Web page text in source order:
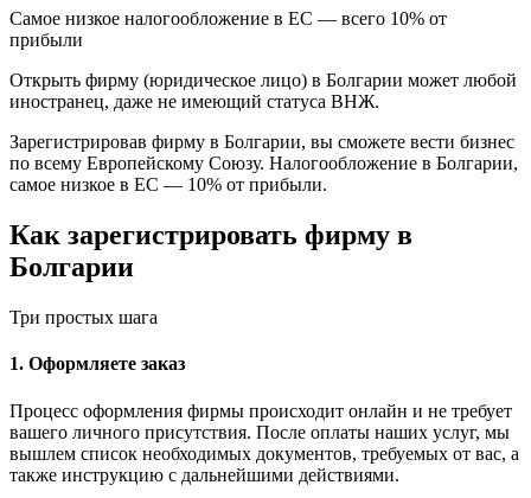
Самое низкое налогообложение в ЕС — всего 10% от
прибыли
Открыть фирму (юридическое лицо) в Болгарии может любой
иностранец, даже не имеющий статуса ВНЖ.
Зарегистрировав фирму в Болгарии, вы сможете вести бизнес
по всему Европейскому Союзу. Налогообложение в Болгарии,
самое низкое в ЕС — 10% от прибыли.
Как зарегистрировать фирму в
Болгарии
Три простых шага
1. Оформляете заказ
Процесс оформления фирмы происходит онлайн и не требует
вашего личного присутствия. После оплаты наших услуг, мы
вышлем список необходимых документов, требуемых от вас, а
также инструкцию с дальнейшими действиями.